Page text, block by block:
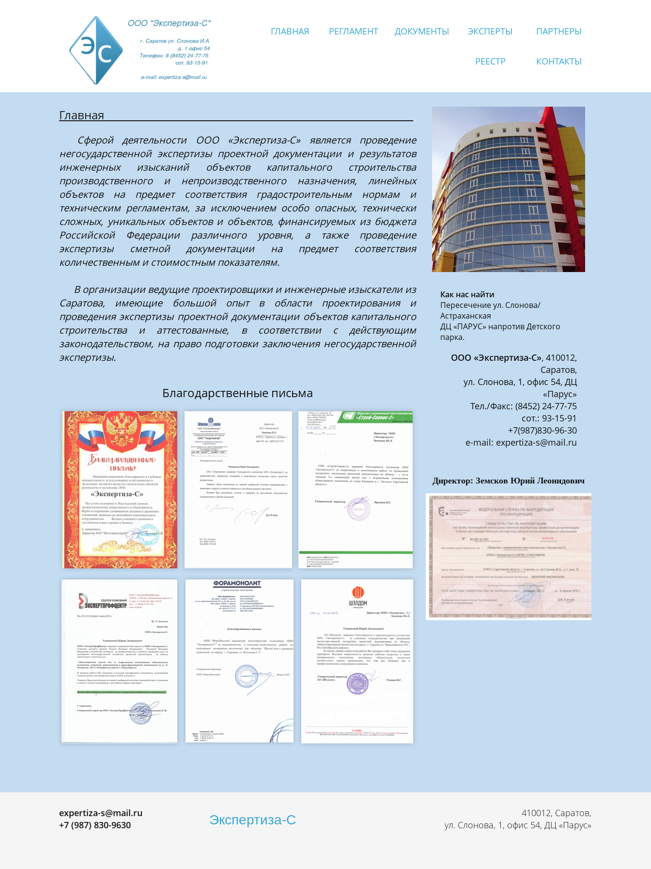
ГЛАВНАЯ РЕГЛАМЕНТ ДОКУМЕНТЫ ЭКСПЕРТЫ
РЕЕСТР
ПАРТНЕРЫ
КОНТАКТЫ
Главная__________________________________________________________
Сферой деятельности ООО «Экспертиза-С» является проведение
негосударственной экспертизы проектной документации и результатов
инженерных изысканий объектов капитального строительства
производственного и непроизводственного назначения, линейных
объектов на предмет соответствия градостроительным нормам и
техническим регламентам, за исключением особо опасных, технически
сложных, уникальных объектов и объектов, финансируемых из бюджета
Российской Федерации различного уровня, а также проведение
экспертизы сметной документации на предмет соответствия
количественным и стоимостным показателям.
В организации ведущие проектировщики и инженерные изыскатели из
Саратова, имеющие большой опыт в области проектирования и
проведения экспертизы проектной документации объектов капитального
строительства и аттестованные, в соответствии с действующим
законодательством, на право подготовки заключения негосударственной
экспертизы.
Благодарственные письма
Как нас найти
Пересечение ул. Слонова/
Астраханская
ДЦ «ПАРУС» напротив Детского
парка.
ООО «Экспертиза-С», 410012,
Саратов,
ул. Слонова, 1, офис 54, ДЦ
«Парус»
Тел./Факс: (8452) 24-77-75
сот.: 93-15-91
+7(987)830-96-30
e-mail: expertiza-s@mail.ru
Директор: Земсков Юрий Леонидович
expertiza-s@mail.ru
+7 (987) 830-9630
Экспертиза-С
410012, Саратов,
ул. Слонова, 1, офис 54, ДЦ «Парус»